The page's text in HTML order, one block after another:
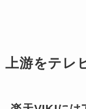
上游をテレ